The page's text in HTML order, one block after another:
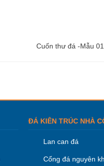
Cuốn thư đá -Mẫu 01
ĐÁ KIÊN TRÚC NHÀ
Lan can đá
Cổng đá nguyên